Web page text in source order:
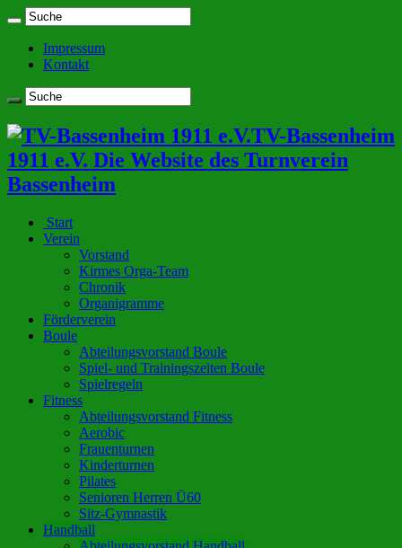
Impressum
Kontakt
TV-Bassenheim
1911 e.V. Die Website des Turnverein
Bassenheim
Start
Verein
Vorstand
Kirmes Orga-Team
Chronik
Organigramme
Förderverein
Boule
Abteilungsvorstand Boule
Spiel- und Trainingszeiten Boule
Spielregeln
Fitness
Abteilungsvorstand Fitness
Aerobic
Frauenturnen
Kinderturnen
Pilates
Senioren Herren Ü60
Sitz-Gymnastik
Handball